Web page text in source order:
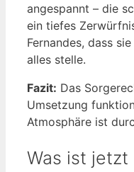
angespannt – die
ein tiefes
Fernandes, dass
alles stelle.
Fazit: Das
Umsetzung
Atmosphäre ist
Was ist jetzt